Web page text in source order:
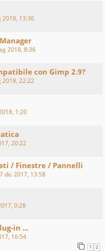
2018, 13:36
2018, 8:36
con Gimp 2.9?
2018, 22:22
1:20
20:22
/ Finestre / Pannelli
dic 2017, 13:58
0:28
in ...
16:54
1 2